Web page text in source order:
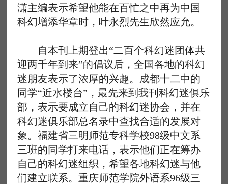
潇主编表示希望他能在百忙之中再为中国
科幻增添华章时，叶永烈先生欣然应允。
自本刊上期登出“二百个科幻迷团体共
迎两千年到来”的倡议后，全国各地的科幻
迷朋友表示了浓厚的兴趣。成都十二中的
同学“近水楼台”，最先来到我刊科幻迷俱乐
部，表示要成立自己的科幻迷协会，并在
科幻迷俱乐部总名录中查找合适的发展对
象。福建省三明师范专科学校98级中文系
三班的同学打来电话，表示他们正在筹办
自己的科幻迷组织，希望各地科幻迷与他
们建立联系。重庆师范学院外语系96级三